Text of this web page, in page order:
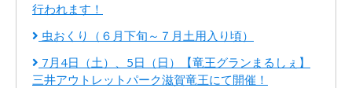
行われます！
虫おくり（６月下旬～７月土用入り頃）
7月4日（土）、5日（日）【竜王グランまるしぇ】
三井アウトレットパーク滋賀竜王にて開催！